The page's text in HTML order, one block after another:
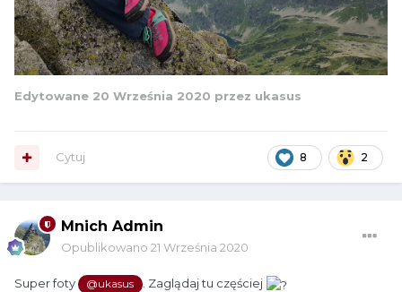
Edytowane 20 Września 2020 przez ukasus
8 2
Cytuj
Mnich Admin
Opublikowano 21 Września 2020
Super foty @ukasus . Zaglądaj tu częściej